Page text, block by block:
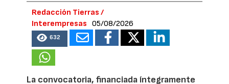
Redacción Tierras /
Interempresas
05/08/2026
632
La convocatoria, financiada íntegramente